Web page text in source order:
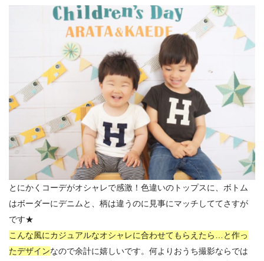
とにかくコーデがオシャレで感激！色違いのトップスに、ボトム
はボーダーにデニムと、柄は違うのに見事にマッチしててさすが
です★
こんな風にカジュアルなオシャレに合わせてもらえたら…と作っ
たデザインなので余計に嬉しいです。何よりおうち撮影ならでは